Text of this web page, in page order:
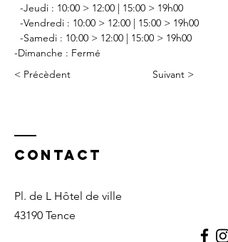
  -Jeudi : 10:00 > 12:00 | 15:00 > 19h00
  -Vendredi : 10:00 > 12:00 | 15:00 > 19h00
  -Samedi : 10:00 > 12:00 | 15:00 > 19h00
-Dimanche : Fermé
< Précèdent
Suivant >
Contact
Pl. de L Hôtel de ville
43190 Tence